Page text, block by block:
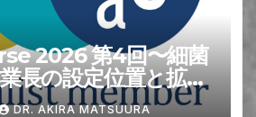
2026 第4回〜細菌
長の設定位置と拡大
折を防止するような
DR. AKIRA MATSUURA